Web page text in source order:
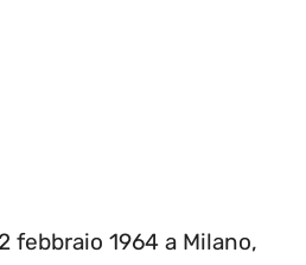
febbraio 1964 a Milano,